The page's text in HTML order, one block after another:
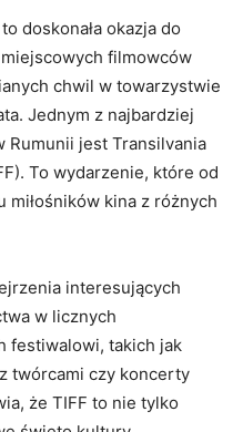
doskonała okazja ⁤do‍
filmowców
chwil w towarzystwie
Jednym z najbardziej‍
Rumunii jest Transilvania
To ⁢wydarzenie, które od
miłośników kina z⁤ różnych
interesujących
w licznych
festiwalowi, takich jak​
twórcami czy​ koncerty
że ⁢TIFF to nie tylko